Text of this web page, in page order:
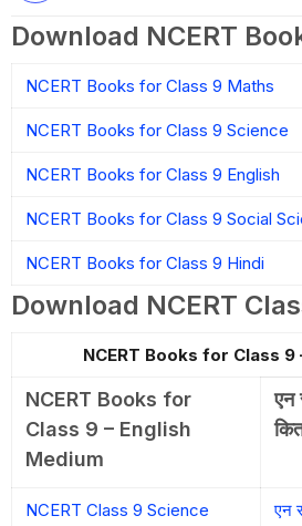
Download NCERT
NCERT Books for Class 9 Maths
NCERT Books for Class 9 Science
NCERT Books for Class 9 English
NCERT Books for Class 9 Social
NCERT Books for Class 9 Hindi
Download NCERT
NCERT Books for Class
NCERT Books for
Class 9 – English
Medium
एन
NCERT Class 9 Science
एन